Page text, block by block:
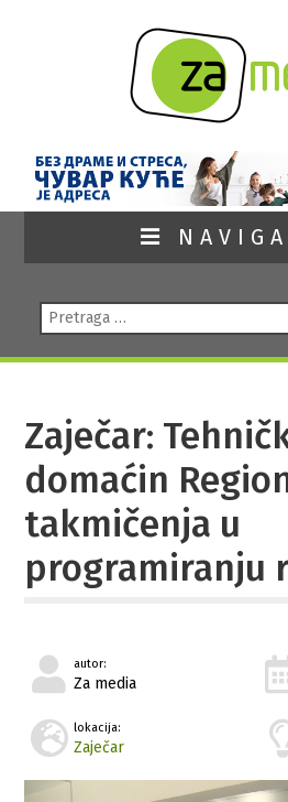
Pretraga:
Zaječar:
domaćin
takmičenja u
programiranju
autor:
Za media
lokacija:
Zaječar